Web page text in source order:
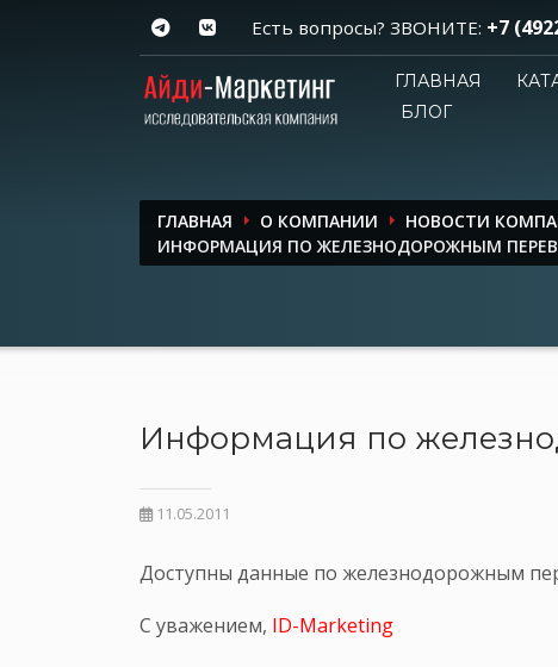
Есть вопросы? ЗВОНИТЕ: +7
ГЛАВНАЯ
БЛОГ
ГЛАВНАЯ О КОМПАНИИ
НОВОСТИ
ИНФОРМАЦИЯ ПО ЖЕЛЕЗНОДОРОЖНЫМ
Информация по
11.05.2011
Доступны данные по железнодорожным
С уважением, ID-Marketing